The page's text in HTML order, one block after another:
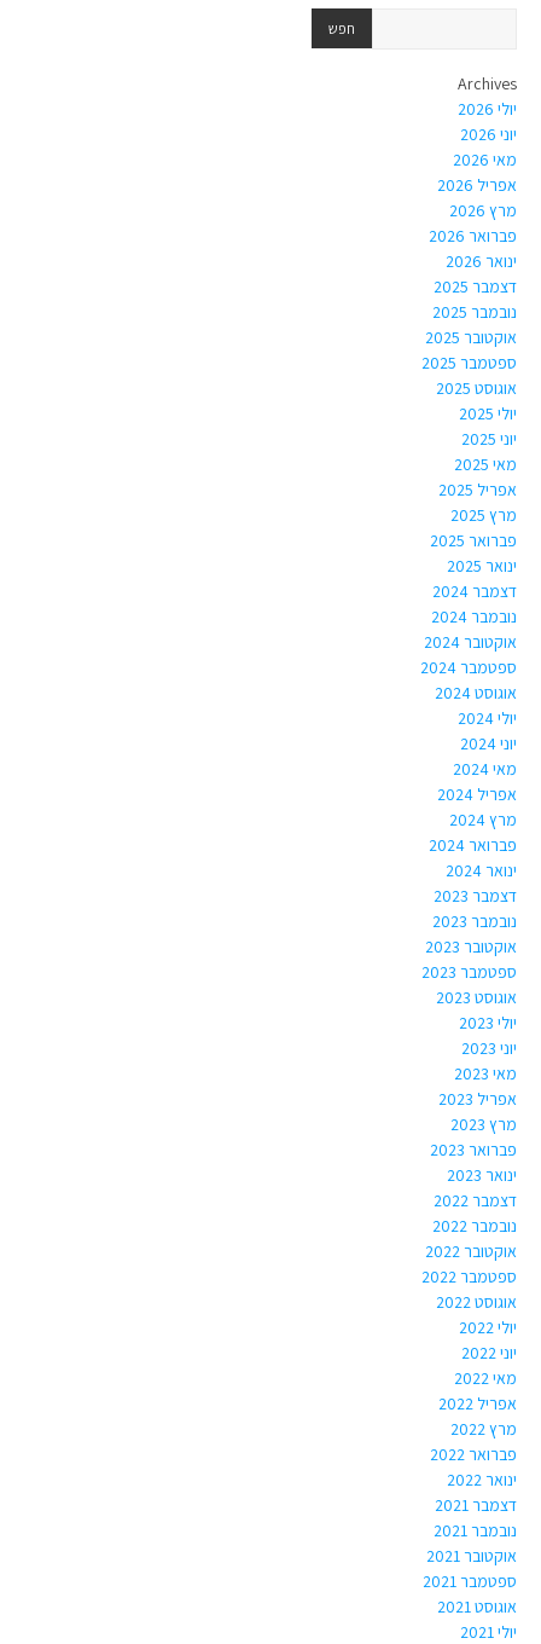
Archives
יולי 2026
יוני 2026
מאי 2026
אפריל 2026
מרץ 2026
פברואר 2026
ינואר 2026
דצמבר 2025
נובמבר 2025
אוקטובר 2025
ספטמבר 2025
אוגוסט 2025
יולי 2025
יוני 2025
מאי 2025
אפריל 2025
מרץ 2025
פברואר 2025
ינואר 2025
דצמבר 2024
נובמבר 2024
אוקטובר 2024
ספטמבר 2024
אוגוסט 2024
יולי 2024
יוני 2024
מאי 2024
אפריל 2024
מרץ 2024
פברואר 2024
ינואר 2024
דצמבר 2023
נובמבר 2023
אוקטובר 2023
ספטמבר 2023
אוגוסט 2023
יולי 2023
יוני 2023
מאי 2023
אפריל 2023
מרץ 2023
פברואר 2023
ינואר 2023
דצמבר 2022
נובמבר 2022
אוקטובר 2022
ספטמבר 2022
אוגוסט 2022
יולי 2022
יוני 2022
מאי 2022
אפריל 2022
מרץ 2022
פברואר 2022
ינואר 2022
דצמבר 2021
נובמבר 2021
אוקטובר 2021
ספטמבר 2021
אוגוסט 2021
יולי 2021